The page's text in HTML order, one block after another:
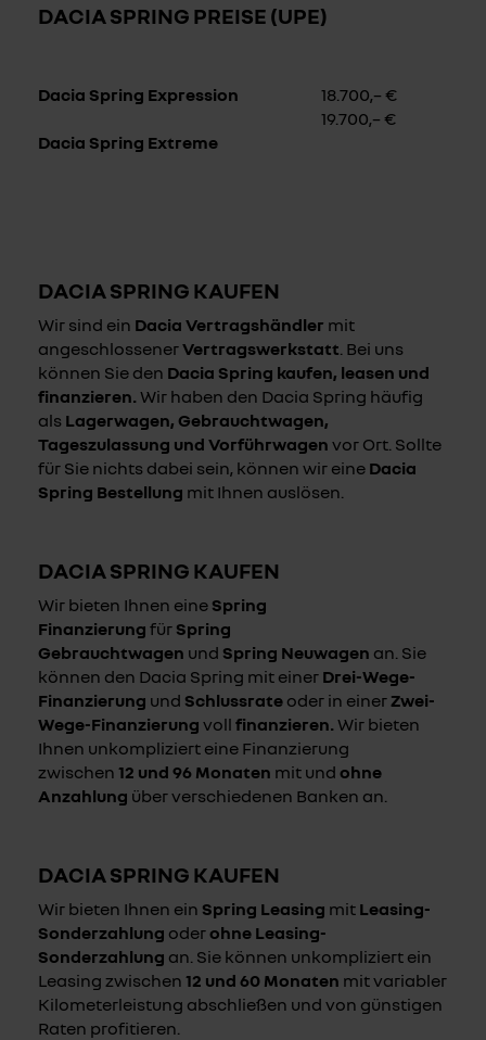
DACIA SPRING PREISE (UPE)
Dacia Spring Expression
Dacia Spring Extreme
18.700,– €
19.700,– €
DACIA SPRING KAUFEN
Wir sind ein Dacia Vertragshändler mit
angeschlossenerVertragswerkstatt . Bei uns
können Sie den Dacia Spring kaufen, leasen und
finanzieren. Wir haben den Dacia Spring häufig
als Lagerwagen, Gebrauchtwagen,
Tageszulassung und Vorführwagen vor Ort. Sollte
für Sie nichts dabei sein, können wir eine Dacia
Spring Bestellung mit Ihnen auslösen.
DACIA SPRING KAUFEN
Wir bieten Ihnen eine Spring
Finanzierung für Spring
Gebrauchtwagen und Spring Neuwagen an. Sie
können den Dacia Spring mit einer Drei-Wege-
Finanzierung und Schlussrate oder in einerZwei-
Wege-Finanzierung voll finanzieren. Wir bieten
Ihnen unkompliziert eine Finanzierung
zwischen 12 und 96 Monaten mit und ohne
Anzahlung über verschiedenen Banken an.
DACIA SPRING KAUFEN
Wir bieten Ihnen ein Spring Leasing mit Leasing-
Sonderzahlung oderohne Leasing-
Sonderzahlung an. Sie können unkompliziert ein
Leasing zwischen 12 und 60 Monaten mit variabler
Kilometerleistung abschließen und von günstigen
Raten profitieren.